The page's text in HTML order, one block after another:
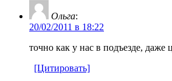
Ольга:
20/02/2011 в 18:22
точно как у нас в подъезде, даже
[Цитировать]